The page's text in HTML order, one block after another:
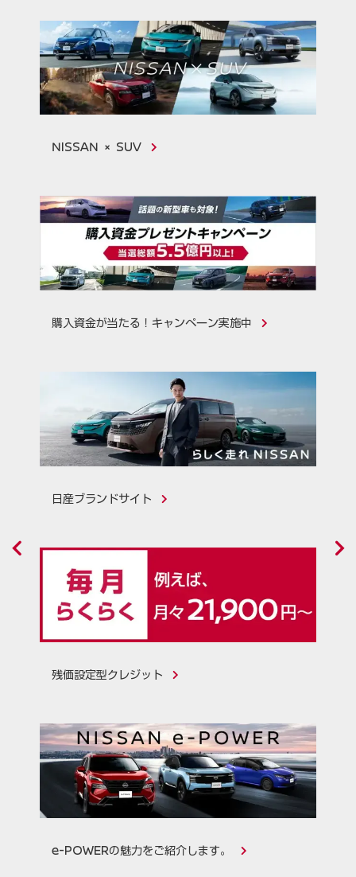
NISSAN × SUV
購入資金が当たる！キャンペーン実施中
日産ブランドサイト
残価設定型クレジット
e-POWERの魅力をご紹介します。